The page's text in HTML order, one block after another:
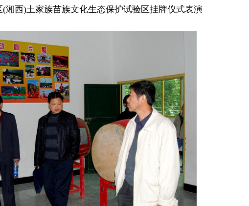
(湘西)土家族苗族文化生态保护试验区挂牌仪式表演